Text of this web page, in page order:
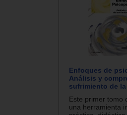
Enfoques de
Análisis y
sufrimiento de
Este primer tomo
una herramienta